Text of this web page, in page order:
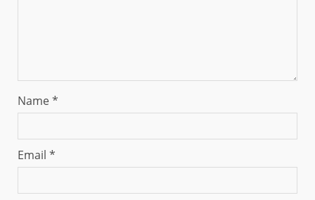
Name*
Email *